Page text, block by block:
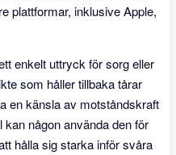
plattformar, inklusive Apple,
enkelt uttryck för sorg eller
som håller tillbaka tårar
en känsla av motståndskraft
någon använda den för
hålla sig starka inför svåra